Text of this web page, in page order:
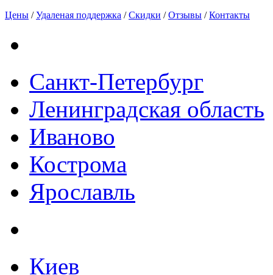
Цены /Удаленая поддержка /Скидки /Отзывы /Контакты
Санкт-Петербург
Ленинградская область
Иваново
Кострома
Ярославль
Киев